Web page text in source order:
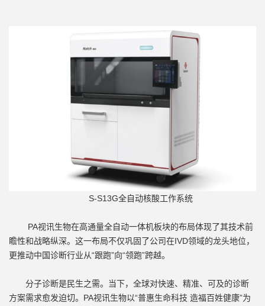
S-S13G全自动核酸工作系统
PA视讯生物在高通量全自动一体机板块的布局体现了其技术前
瞻性和战略纵深。这一布局不仅巩固了公司在IVD领域的龙头地位，
更推动中国诊断行业从“跟跑”向“领跑”跨越。
分子诊断是民生之需。当下，全球对快速、精准、可及的诊断
方案需求愈发迫切。PA视讯生物以“普惠生命科技 造福百姓健康”为